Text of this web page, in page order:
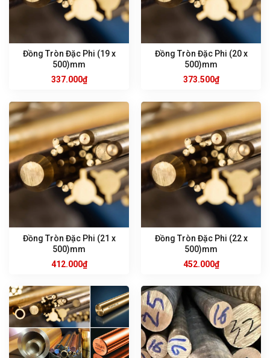
Đồng Tròn Đặc Phi (19 x
500)mm
337.000₫
Đồng Tròn Đặc Phi (20 x
500)mm
373.500₫
Đồng Tròn Đặc Phi (21 x
500)mm
412.000₫
Đồng Tròn Đặc Phi (22 x
500)mm
452.000₫